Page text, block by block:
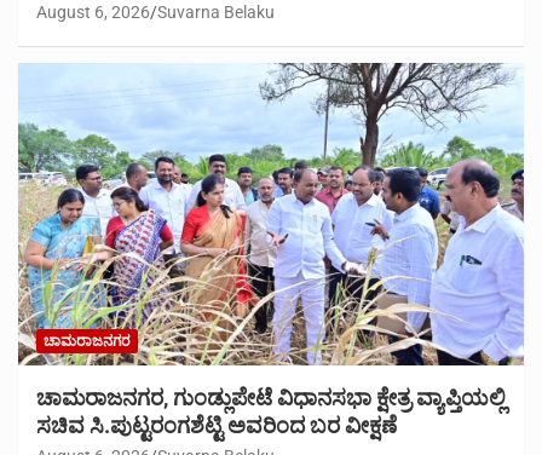
August 6, 2026 Suvarna Belaku
ಚಾಮರಾಜನಗರ
ಚಾಮರಾಜನಗರ, ಗುಂಡ್ಲುಪೇಟೆ ವಿಧಾನಸಭಾ ಕ್ಷೇತ್ರ ವ್ಯಾಪ್ತಿಯಲ್ಲಿ
ಸಚಿವ ಸಿ.ಪುಟ್ಟರಂಗಶೆಟ್ಟಿ ಅವರಿಂದ ಬರ ವೀಕ್ಷಣೆ